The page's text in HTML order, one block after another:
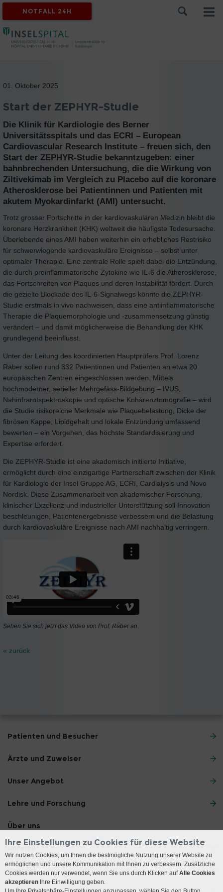
NOTFALL 24H
01. Oktober 2025
Start der ZEPHYR-Studie
Die Klinik für Kardiologie des Berner
Universitätsspitals und das ECRI – European
Cardiovascular Research Institute – freuen sich, den
Start der ZEPHYR-Studie bekanntzugeben: einer
bahnbrechenden Untersuchung, die die Wirkung von
Ziltivekimab im Vergleich zu Placebo auf die koronare
Atherosklerose bei Patientinnen und Patienten mit
akutem Myokardinfarkt (AMI) untersucht.
Trotz grosser Fortschritte in der kardiovaskulären Medizin bleibt die
koronare Herzkrankheit (KHK) weltweit die häufigste Todesursache.
Überlebende eines AMI haben weiterhin ein erhebliches Restrisiko
für schwerwiegende kardiovaskuläre Ereignisse – selbst unter
optimaler Therapie. Eine zentrale Rolle spielt dabei die Entzündung,
die durch proinflammatorische Zytokine wie IL-6 die Atherosklerose,
das Fortschreiten von Plaques und deren Instabilität fördert. Durch
die gezielte Blockade des IL-6-Signalwegs könnte die ZEPHYR-
Studie erstmals in vivo nachweisen, dass eine antiinflammatorische
Therapie die Plaquemorphologie und -zusammensetzung günstig
verändert – und damit möglicherweise die Behandlung der KHK
grundlegend beeinflusst.
Unter der Leitung des koordinierten Hauptprüfers Prof. Lorenz
Räber sollen rund 332 Patientinnen und Patienten an etwa 20
europäischen Zentren eingeschlossen werden. Mittels
hochmoderner, serieller Mehrgefäss-Bildgebung – IVUS,
Nahinfrarotspektroskopie und optische Kohärenztomografie – wird
die Studie risikoreiche Merkmale wie Plaquebelastung, Dicke der
fibrösen Kappe, Lipidgehalt und lokale Entzündung umfassend
bewerten – ein Vorgehen, das höchste Standardisierung und
Expertise erfordert.
Die ZEPHYR-Studie ist eine akademisch initiierte Initiative,
ermöglicht durch eine einzigartige Partnerschaft zwischen der Klinik
für Kardiologie der Insel Gruppe AG, ECRI, Cardialysis und Novo
Nordisk. Diese Zusammenarbeit von akademischer Forschung,
klinischer Exzellenz und industrieller Unterstützung soll Innovation
beschleunigen, Patientenergebnisse verbessern und die Belastung
durch kardiovaskuläre Ereignisse nach AMI nachhaltig verringern.
Sehen Sie sich jetzt das Video von Prof. Räber an.
« zurück
Patienten und Besucher
Ärzte und Zuweiser
Unser Angebot
Lehre und Forschung
Über uns
Anreise
Kontakt
Ihre Einstellungen zu Cookies für diese Website
Wir nutzen Cookies, um Ihnen die bestmögliche Nutzung unserer Website zu
ermöglichen und unsere Kommunikation mit Ihnen zu verbessern. Zusätzliche
Cookies werden nur verwendet, wenn Sie uns durch Klicken aufAlle Cookies
akzeptieren Ihre Einwilligung geben.